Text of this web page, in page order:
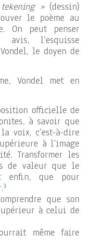
»(dessin)
le poème au
On peut penser
l’esquisse
le doyen de
Vondel met en
officielle de
à savoir que
voix, c’est-à-dire
à l’image
Transformer les
de valeur que le
enfin, que pour
3
que son
à celui de
même faire